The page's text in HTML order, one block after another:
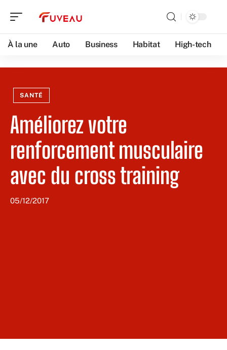
À la une Auto Business Habitat High-tech
SANTÉ
Améliorez votre
renforcement musculaire
avec du cross training
05/12/2017